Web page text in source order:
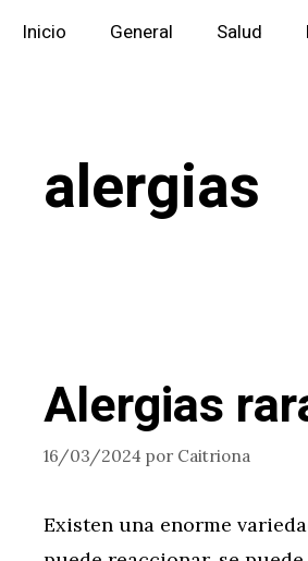
Inicio General Salud
alergias
Alergias
16/03/2024 por Caitriona
Existen una enorme